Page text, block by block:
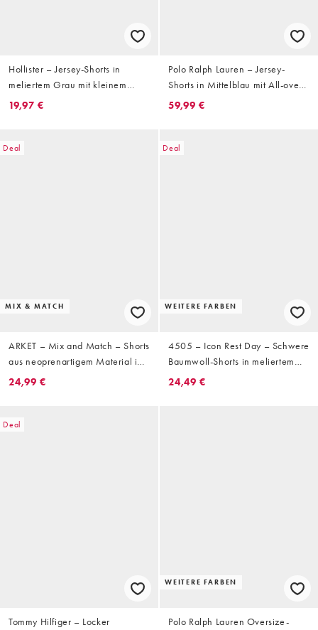
Hollister – Jersey-Shorts in
meliertem Grau mit kleinem
Grafikprint
19,97 €
Polo Ralph Lauren – Jersey-
Shorts in Mittelblau mit All-over-
Logoprint
59,99 €
Deal
MIX & MATCH
ARKET – Mix and Match – Shorts
aus neoprenartigem Material in
Grau
24,99 €
Deal
WEITERE FARBEN
4505 – Icon Rest Day – Schwere
Baumwoll-Shorts in meliertem
Hellgrau, 440 g/m², 18 cm
24,49 €
Deal
Tommy Hilfiger – Locker
WEITERE FARBEN
Polo Ralph Lauren Oversize-